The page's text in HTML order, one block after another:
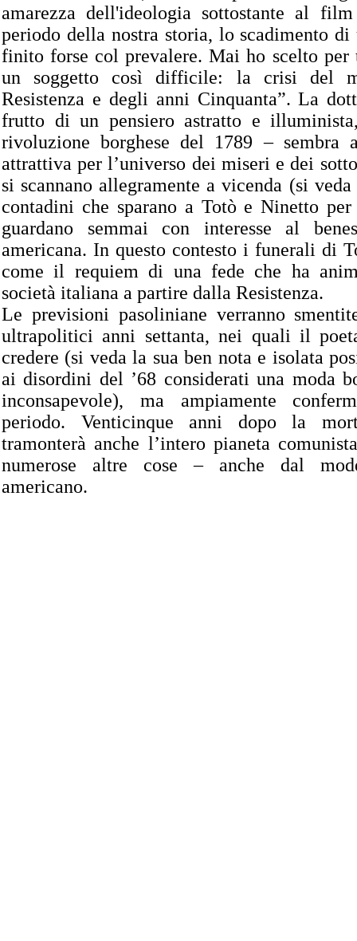
amarezza dell'ideologia sottostante al
periodo della nostra storia, lo scadimento di
finito forse col prevalere. Mai ho scelto
un soggetto così difficile: la crisi del
Resistenza e degli anni Cinquanta”. La
frutto di un pensiero astratto e
rivoluzione borghese del 1789 – sembra
attrattiva per l’universo dei miseri e dei
si scannano allegramente a vicenda (si
contadini che sparano a Totò e Ninetto
guardano semmai con interesse al
americana. In questo contesto i funerali di
come il requiem di una fede che ha
società italiana a partire dalla Resistenza.
Le previsioni pasoliniane verranno
ultrapolitici anni settanta, nei quali il
credere (si veda la sua ben nota e isolata
ai disordini del ’68 considerati una moda
inconsapevole), ma ampiamente
periodo. Venticinque anni dopo la
tramonterà anche l’intero pianeta
numerose altre cose – anche dal
americano.